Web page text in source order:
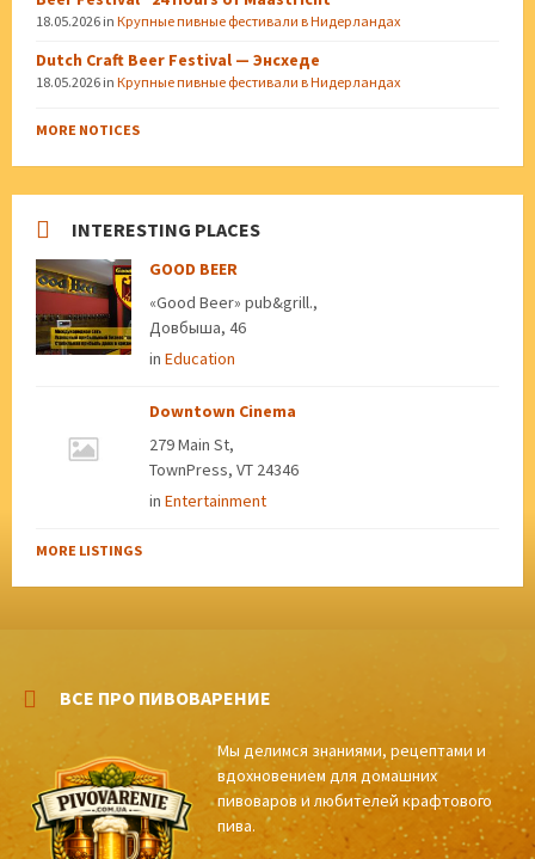
18.05.2026 in Крупные пивные фестивали в Нидерландах
Dutch Craft Beer Festival — Энсхеде
18.05.2026 in Крупные пивные фестивали в Нидерландах
MORE NOTICES
INTERESTING PLACES
GOOD BEER
«Good Beer» pub&grill.,
Довбыша, 46
in Education
Downtown Cinema
279 Main St,
TownPress, VT 24346
in Entertainment
MORE LISTINGS
ВСЕ ПРО ПИВОВАРЕНИЕ
Мы делимся знаниями, рецептами и
вдохновением для домашних
пивоваров и любителей крафтового
пива.